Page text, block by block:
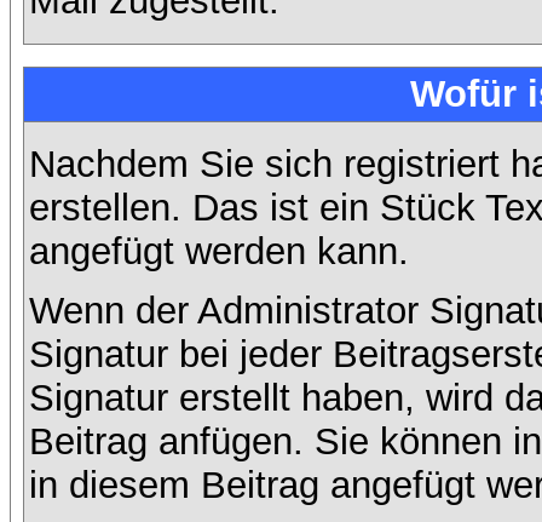
Wofür
Nachdem Sie sich registriert
erstellen. Das ist ein Stück
angefügt werden kann.
Wenn der Administrator
Signatur bei jeder
Signatur erstellt haben, wird
Beitrag anfügen. Sie können
in diesem Beitrag angefügt